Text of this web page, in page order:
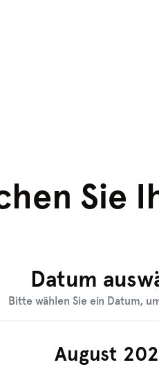
Sie
Datum
Bitte wählen Sie ein Datum,
August